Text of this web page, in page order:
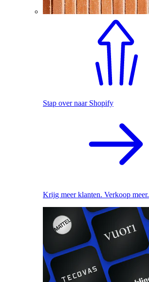
Stap over naar Shopify
Krijg meer klanten. Verkoop meer.